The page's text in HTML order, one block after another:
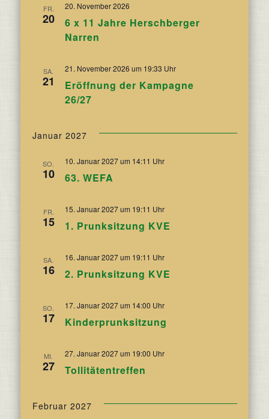
FR.
20
6 x 11 Jahre Herschberger
Narren
20. November 2026
SA.
21
Eröffnung der Kampagne
26/27
21. November 2026 um 19:33 Uhr
Januar 2027
SO.
10 63. WEFA
10. Januar 2027 um 14:11 Uhr
FR.
15 1. Prunksitzung KVE
15. Januar 2027 um 19:11 Uhr
SA.
16 2. Prunksitzung KVE
16. Januar 2027 um 19:11 Uhr
SO.
17 Kinderprunksitzung
17. Januar 2027 um 14:00 Uhr
MI.
27 Tollitätentreffen
27. Januar 2027 um 19:00 Uhr
Februar 2027